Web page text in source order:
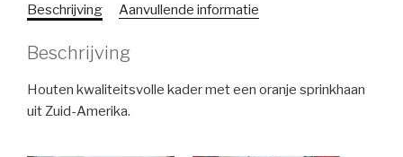
Beschrijving Aanvullende informatie
Beschrijving
Houten kwaliteitsvolle kader met een oranje sprinkhaan
uit Zuid-Amerika.